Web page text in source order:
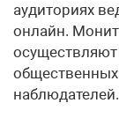
аудиториях
онлайн.
наблюдателей.